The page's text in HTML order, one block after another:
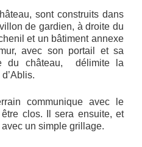
sont construits dans
de gardien, à droite du
et un bâtiment annexe
avec son portail et sa
du château, délimite la
communique avec le
clos. Il sera ensuite, et
avec un simple grillage.